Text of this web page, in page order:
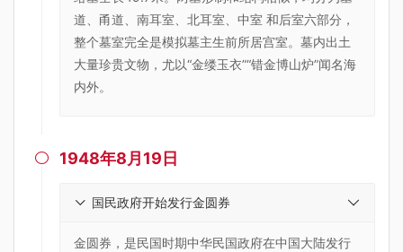
道、甬道、南耳室、北耳室、中室 和后室六部分，
整个墓室完全是模拟墓主生前所居宫室。墓内出土
大量珍贵文物，尤以“金缕玉衣”“错金博山炉”闻名海
内外。
 1948年8月19日
国民政府开始发行金圆券
金圆券，是民国时期中华民国政府在中国大陆发行